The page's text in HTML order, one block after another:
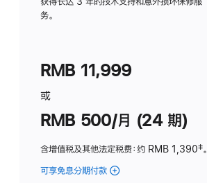
务。
RMB 11,999
或
RMB 500/月 (24 期)
含增值税及其他法定税费：约 RMB 1,390脚
‡。
可享免息分期付款 (Studio